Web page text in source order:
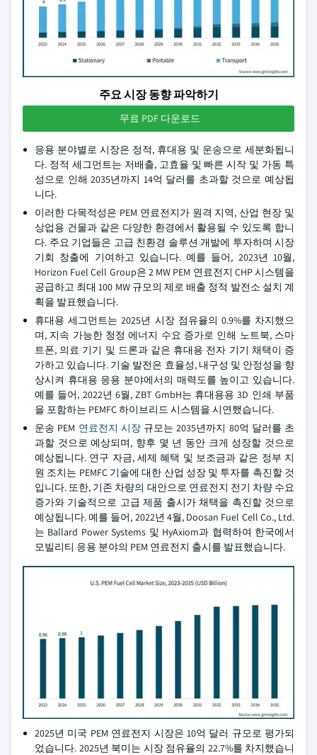
주요 시장 동향 파악하기
무료 PDF 다운로드
응용 분야별로 시장은 정적, 휴대용 및 운송으로 세분화됩니
다. 정적 세그먼트는 저배출, 고효율 및 빠른 시작 및 가동 특
성으로 인해 2035년까지 14억 달러를 초과할 것으로 예상됩
니다.
이러한 다목적성은 PEM 연료전지가 원격 지역, 산업 현장 및
상업용 건물과 같은 다양한 환경에서 활용될 수 있도록 합니
다. 주요 기업들은 고급 친환경 솔루션 개발에 투자하며 시장
기회 창출에 기여하고 있습니다. 예를 들어, 2023년 10월,
Horizon Fuel Cell Group은 2 MW PEM 연료전지 CHP 시스템을
공급하고 최대 100 MW 규모의 제로 배출 정적 발전소 설치 계
획을 발표했습니다.
휴대용 세그먼트는 2025년 시장 점유율의 0.9%를 차지했으
며, 지속 가능한 청정 에너지 수요 증가로 인해 노트북, 스마
트폰, 의료 기기 및 드론과 같은 휴대용 전자 기기 채택이 증
가하고 있습니다. 기술 발전은 효율성, 내구성 및 안정성을 향
상시켜 휴대용 응용 분야에서의 매력도를 높이고 있습니다.
예를 들어, 2022년 6월, ZBT GmbH는 휴대용용 3D 인쇄 부품
을 포함하는 PEMFC 하이브리드 시스템을 시연했습니다.
운송 PEM 연료전지 시장규모는 2035년까지 80억 달러를 초
과할 것으로 예상되며, 향후 몇 년 동안 크게 성장할 것으로
예상됩니다. 연구 자금, 세제 혜택 및 보조금과 같은 정부 지
원 조치는 PEMFC 기술에 대한 산업 성장 및 투자를 촉진할 것
입니다. 또한, 기존 차량의 대안으로 연료전지 전기 차량 수요
증가와 기술적으로 고급 제품 출시가 채택을 촉진할 것으로
예상됩니다. 예를 들어, 2022년 4월, Doosan Fuel Cell Co., Ltd.
는 Ballard Power Systems 및 HyAxiom과 협력하여 한국에서
모빌리티 응용 분야의 PEM 연료전지 출시를 발표했습니다.
2025년 미국 PEM 연료전지 시장은 10억 달러 규모로 평가되
었습니다. 2025년 북미는 시장 점유율의 22.7%를 차지했습니